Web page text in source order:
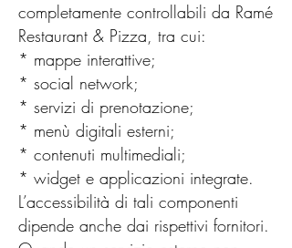
completamente controllabili da Ramé
Restaurant & Pizza, tra cui:
* mappe interattive;
* social network;
* servizi di prenotazione;
* menù digitali esterni;
* contenuti multimediali;
* widget e applicazioni integrate.
L’accessibilità di tali componenti
dipende anche dai rispettivi fornitori.